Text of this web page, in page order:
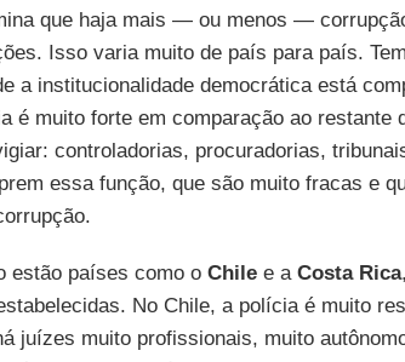
que haja mais — ou menos —
Isso varia muito de país para país.
a institucionalidade democrática está
é muito forte em comparação ao restante
controladorias, procuradorias,
essa função, que são muito fracas e
estão países como o Chilee a Costa Rica
No Chile, a polícia é muito
juízes muito profissionais, muito